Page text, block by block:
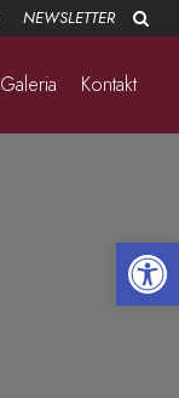
NEWSLETTER
Galeria Kontakt